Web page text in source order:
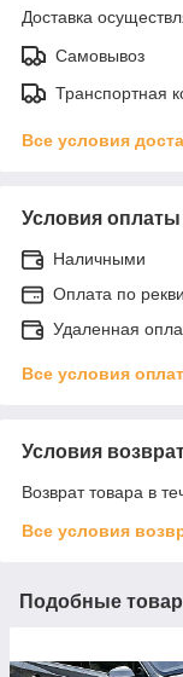
Доставка
Самовывоз
Транспортная
Все условия
Условия оплаты
Наличными
Оплата по
Удаленная
Все условия
Условия
Возврат товара в
Все условия
Подобные